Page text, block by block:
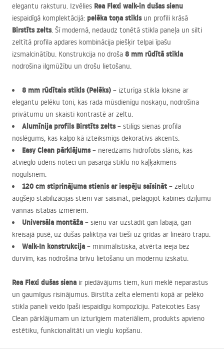
elegantu raksturu. Izvēlies Rea Flexi walk-in dušas sienu
iespaidīgā komplektācijā: pelēka toņa stiklsun profili krāsā
Birstīts zelts. Šī modernā, nedaudz tonētā stikla paneļa un silti
zeltītā profila apdares kombinācija piešķir telpai īpašu
izsmalcinātību. Konstrukcija no droša 8 mm rūdītā stikla
nodrošina ilgmūžību un drošu lietošanu.
8 mm rūdītais stikls (Pelēks) – izturīga stikla loksne ar
elegantu pelēku toni, kas rada mūsdienīgu noskaņu, nodrošina
privātumu un skaisti kontrastē ar zeltu.
Alumīnija profils Birstīts zelts– stilīgs sienas profila
noslēgums, kas kalpo kā izteiksmīgs dekoratīvs akcents.
Easy Clean pārklājums– neredzams hidrofobs slānis, kas
atvieglo ūdens noteci un pasargā stiklu no kaļķakmens
nogulsnēm.
120 cm stiprinājuma stienis ar iespēju saīsināt – zeltīto
augšējo stabilizācijas stieni var saīsināt, pielāgojot kabīnes dziļumu
vannas istabas izmēriem.
Universāla montāža – sienu var uzstādīt gan labajā, gan
kreisajā pusē, uz dušas paliktņa vai tieši uz grīdas ar lineāro trapu.
Walk-In konstrukcija – minimālistiska, atvērta ieeja bez
durvīm, kas nodrošina brīvu lietošanu un modernu izskatu.
Rea Flexi dušas siena ir piedāvājums tiem, kuri meklē neparastus
un gaumīgus risinājumus. Birstīta zelta elementi kopā ar pelēko
stikla paneli veido īpaši iespaidīgu kompozīciju. Pateicoties Easy
Clean pārklājumam un izturīgiem materiāliem, produkts apvieno
estētiku, funkcionalitāti un vieglu kopšanu.